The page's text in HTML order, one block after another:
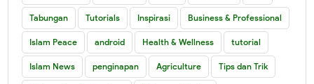
Tabungan Tutorials Inspirasi Business & Professional
Islam Peace android Health & Wellness tutorial
Islam News penginapan Agriculture Tips dan Trik